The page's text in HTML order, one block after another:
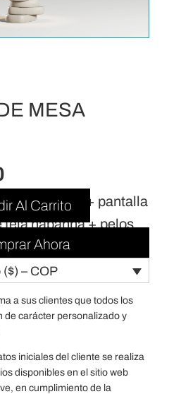
MESA
crema + pantalla
tela habanna + pelos
Al Carrito
Ahora
– COP
a sus clientes que todos los
de carácter personalizado y
iniciales del cliente se realiza
disponibles en el sitio web
en cumplimiento de la